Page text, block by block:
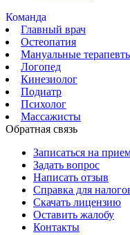
Команда
Главный врач
Остеопатия
Мануальные
Логопед
Кинезиолог
Подиатр
Психолог
Массажисты
Обратная связь
Записаться на
Задать вопрос
Написать отзыв
Справка для
Скачать лицензию
Оставить жалобу
Контакты